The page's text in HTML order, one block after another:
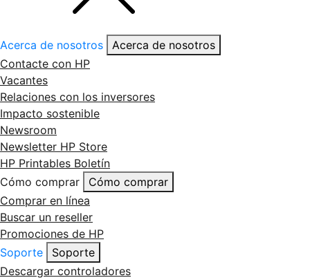
Acerca de nosotros
Acerca de nosotros
Contacte con HP
Vacantes
Relaciones con los inversores
Impacto sostenible
Newsroom
Newsletter HP Store
HP Printables Boletín
Cómo comprar
Cómo comprar
Comprar en línea
Buscar un reseller
Promociones de HP
Soporte
Soporte
Descargar controladores